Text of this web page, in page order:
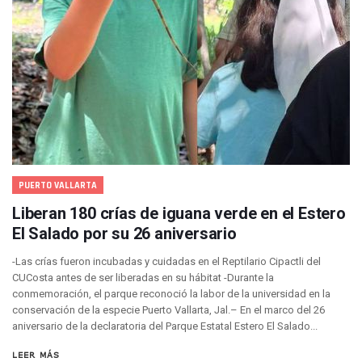
Personas Therian Convocan A Mega Convivio En
Unirse Vallarta: Horario De Atención De Oficina De
Localizan Y Liberan A Cuatro Personas Que
Ola De Calor Alcanzará Su Máximo Este Jueves En
Macro Desfogue De Tuberías Dejará Sin Agua A 150
Sigue El Programa De Bacheo En Puerto Vallarta
Localizan A Menor Extraviada En La Nueva Central De
Alumnos De “La Pesquera” Se Intoxican Tras Consumir
Bruno Blancas Destaca Avances Legislativos Aprobados
Puerto Vallarta Presente En El Anuncio Del Plan Integral
Miércoles De Ceniza: ¿Qué Significa La Cruz Que Se Pone
Quiso Matar A Un Anciano Con Parkinson En Puerto
¡El Pitillal Vive Su Primera Feria Del Libro!
Quema Controlada En Atenguillo Busca Minimizar Riesgo
Marx Arriaga Abandona Oficinas De La SEP Tras 100
100 Pacientes Oncológicos Piden No Cambiar A
“Paseo De La Fama” En Vallarta Genera Dudas Tras Visita
PUERTO VALLARTA
Liberan 180 crías de iguana verde en el Estero
El Salado por su 26 aniversario
-Las crías fueron incubadas y cuidadas en el Reptilario Cipactli del
CUCosta antes de ser liberadas en su hábitat -Durante la
conmemoración, el parque reconoció la labor de la universidad en la
conservación de la especie Puerto Vallarta, Jal.– En el marco del 26
aniversario de la declaratoria del Parque Estatal Estero El Salado...
LEER MÁS